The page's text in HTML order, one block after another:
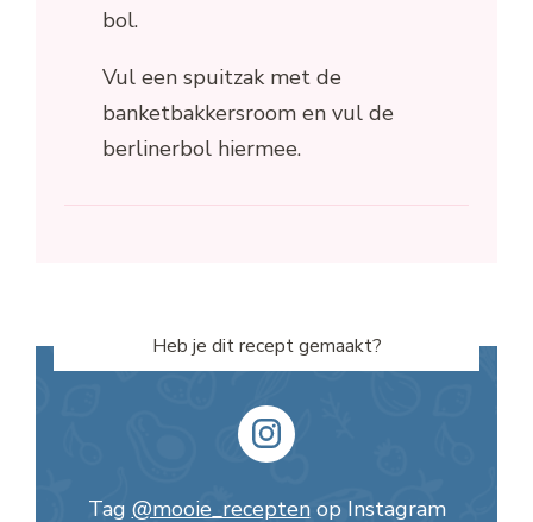
bol.
Vul een spuitzak met de
banketbakkersroom en vul de
berlinerbol hiermee.
Heb je dit recept gemaakt?
Tag @mooie_receptenop Instagram